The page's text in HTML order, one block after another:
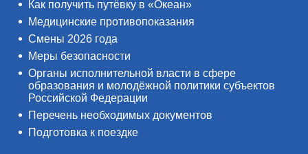
Как получить путёвку в «Океан»
Медицинские противопоказания
Смены 2026 года
Меры безопасности
Органы исполнительной власти в сфере
образования и молодёжной политики субъектов
Российской Федерации
Перечень необходимых документов
Подготовка к поездке